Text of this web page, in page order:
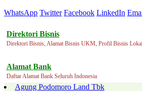
WhatsApp Twitter Facebook LinkedIn
Direktori Bisnis
Direktori Bisnis, Alamat Bisnis UKM, Profil Bisnis
Alamat Bank
Daftar Alamat Bank Seluruh Indonesia
Agung Podomoro Land Tbk